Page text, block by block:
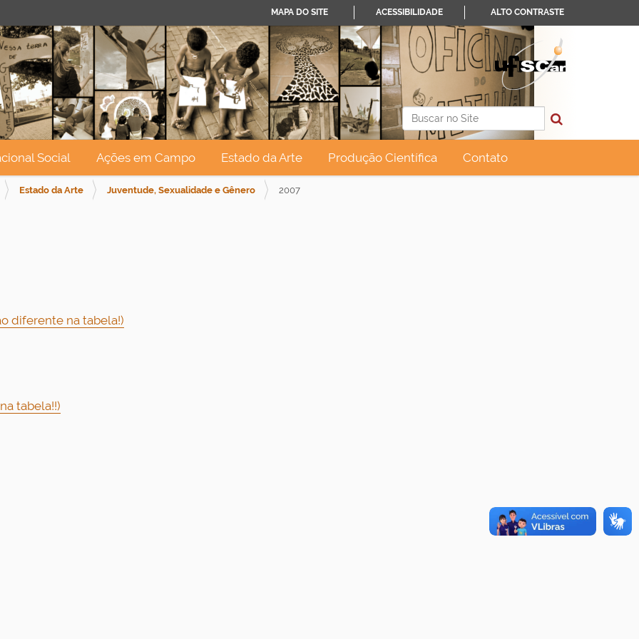
Busca
Busca Avançada…
MAPA DO SITE ACESSIBILIDADE ALTO CONTRASTE
Social Ações em Campo Estado da Arte Produção Científica Contato
Estado da Arte Juventude, Sexualidade e Gênero 2007
diferente na tabela!)
tabela!!)